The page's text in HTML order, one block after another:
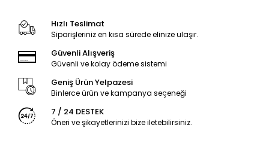
Hızlı Teslimat
Siparişleriniz en kısa sürede elinize ulaşır.
Güvenli Alışveriş
Güvenli ve kolay ödeme sistemi
Geniş Ürün Yelpazesi
Binlerce ürün ve kampanya seçeneği
7 / 24 DESTEK
Öneri ve şikayetlerinizi bize iletebilirsiniz.